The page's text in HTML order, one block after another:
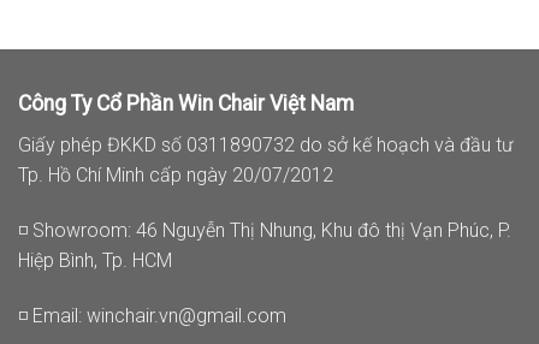
Công Ty Cổ Phần Win Chair Việt Nam
Giấy phép ĐKKD số 0311890732 do sở kế hoạch và đầu tư
Tp. Hồ Chí Minh cấp ngày 20/07/2012
◽ Showroom: 46 Nguyễn Thị Nhung, Khu đô thị Vạn Phúc, P.
Hiệp Bình, Tp. HCM
◽ Email: winchair.vn@gmail.com